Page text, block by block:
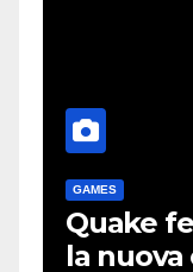
GAMES
Quake
la nuova